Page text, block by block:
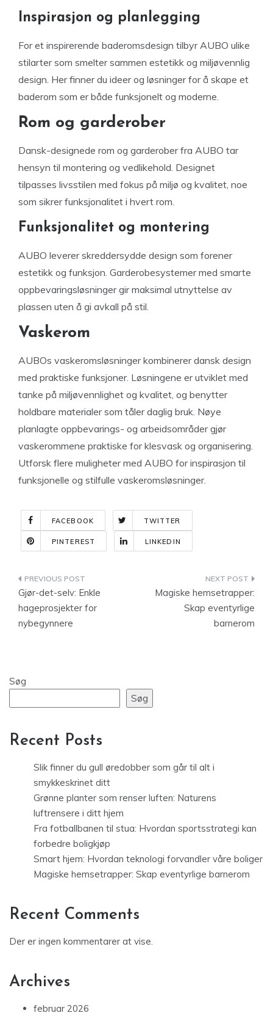
Inspirasjon og planlegging
For et inspirerende baderomsdesign tilbyr AUBO ulike
stilarter som smelter sammen estetikk og miljøvennlig
design. Her finner du ideer og løsninger for å skape et
baderom som er både funksjonelt og moderne.
Rom og garderober
Dansk-designede rom og garderober fra AUBO tar
hensyn til montering og vedlikehold. Designet
tilpasses livsstilen med fokus på miljø og kvalitet, noe
som sikrer funksjonalitet i hvert rom.
Funksjonalitet og montering
AUBO leverer skreddersydde design som forener
estetikk og funksjon. Garderobesystemer med smarte
oppbevaringsløsninger gir maksimal utnyttelse av
plassen uten å gi avkall på stil.
Vaskerom
AUBOs vaskeromsløsninger kombinerer dansk design
med praktiske funksjoner. Løsningene er utviklet med
tanke på miljøvennlighet og kvalitet, og benytter
holdbare materialer som tåler daglig bruk. Nøye
planlagte oppbevarings- og arbeidsområder gjør
vaskerommene praktiske for klesvask og organisering.
Utforsk flere muligheter med AUBO for inspirasjon til
funksjonelle og stilfulle vaskeromsløsninger.
FACEBOOK TWITTER
PINTEREST LINKEDIN
Indlægsnavigation
Gjør-det-selv: Enkle
hageprosjekter for
nybegynnere
Magiske hemsetrapper:
Skap eventyrlige
barnerom
Søg
Søg
Recent Posts
Slik finner du gull øredobber som går til alt i
smykkeskrinet ditt
Grønne planter som renser luften: Naturens
luftrensere i ditt hjem
Fra fotballbanen til stua: Hvordan sportsstrategi kan
forbedre boligkjøp
Smart hjem: Hvordan teknologi forvandler våre boliger
Magiske hemsetrapper: Skap eventyrlige barnerom
Recent Comments
Der er ingen kommentarer at vise.
Archives
februar 2026